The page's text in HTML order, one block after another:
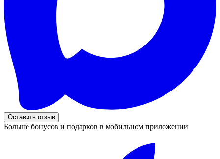
Оставить отзыв
Больше бонусов и подарков в мобильном приложении